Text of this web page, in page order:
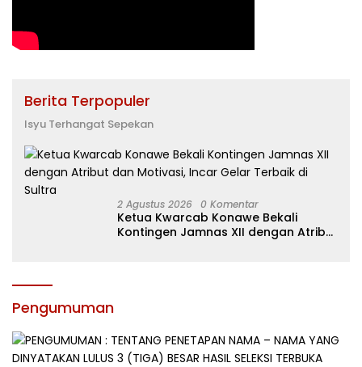
Berita Terpopuler
Isyu Terhangat Sepekan
2 Agustus 2026 0 Komentar
Ketua Kwarcab Konawe Bekali
Kontingen Jamnas XII dengan Atribut
Pengumuman